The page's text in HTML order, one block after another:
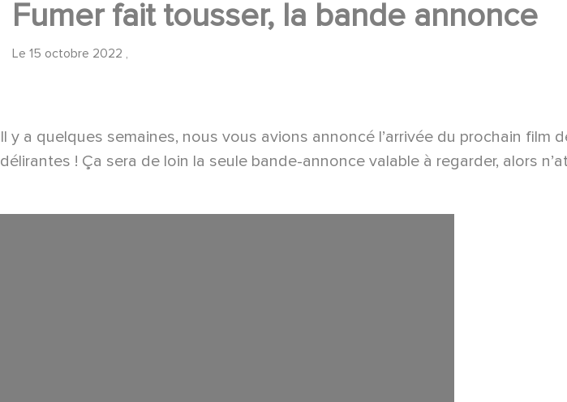
Fumer fait tousser, la bande annonce
Le 15 octobre 2022 ,
Il y a quelques semaines, nous vous avions annoncé l’arrivée du prochain
délirantes ! Ça sera de loin la seule bande-annonce valable à regarder, alors